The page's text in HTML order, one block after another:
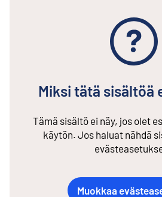
Miksi tätä sisältöä
Tämä sisältö ei näy, jos olet
käytön. Jos haluat nähdä
Muokkaa